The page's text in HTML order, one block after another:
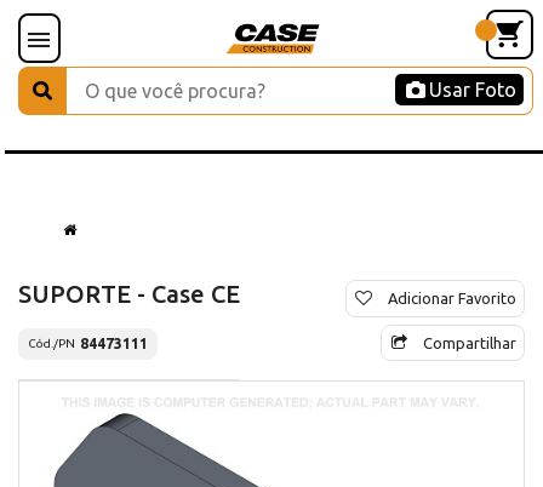
Usar Foto
SUPORTE - Case CE
Cód./PN 84473111
Adicionar Favorito
Compartilhar